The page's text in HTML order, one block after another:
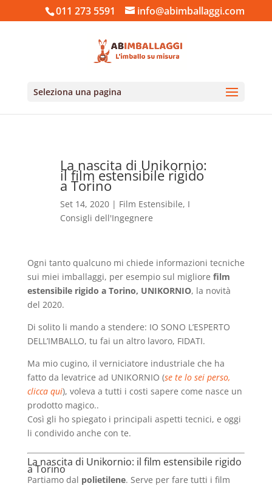
011 273 5591 info@abimballaggi.com
Seleziona una pagina
La nascita di Unikornio:
il film estensibile rigido
a Torino
Set 14, 2020| Film Estensibile, I
Consigli dell'Ingegnere
Ogni tanto qualcuno mi chiede informazioni tecniche
sui miei imballaggi, per esempio sul migliore film
estensibile rigido a Torino, UNIKORNIO, la novità
del 2020.
Di solito li mando a stendere: IO SONO L’ESPERTO
DELL’IMBALLO, tu fai un altro lavoro, FIDATI.
Ma mio cugino, il verniciatore industriale che ha
fatto da levatrice ad UNIKORNIO (se te lo sei perso,
clicca qui), voleva a tutti i costi sapere come nasce un
prodotto magico..
Così gli ho spiegato i principali aspetti tecnici, e oggi
li condivido anche con te.
La nascita di Unikornio: il film estensibile rigido
a Torino
Partiamo dal polietilene. Serve per fare tutti i film